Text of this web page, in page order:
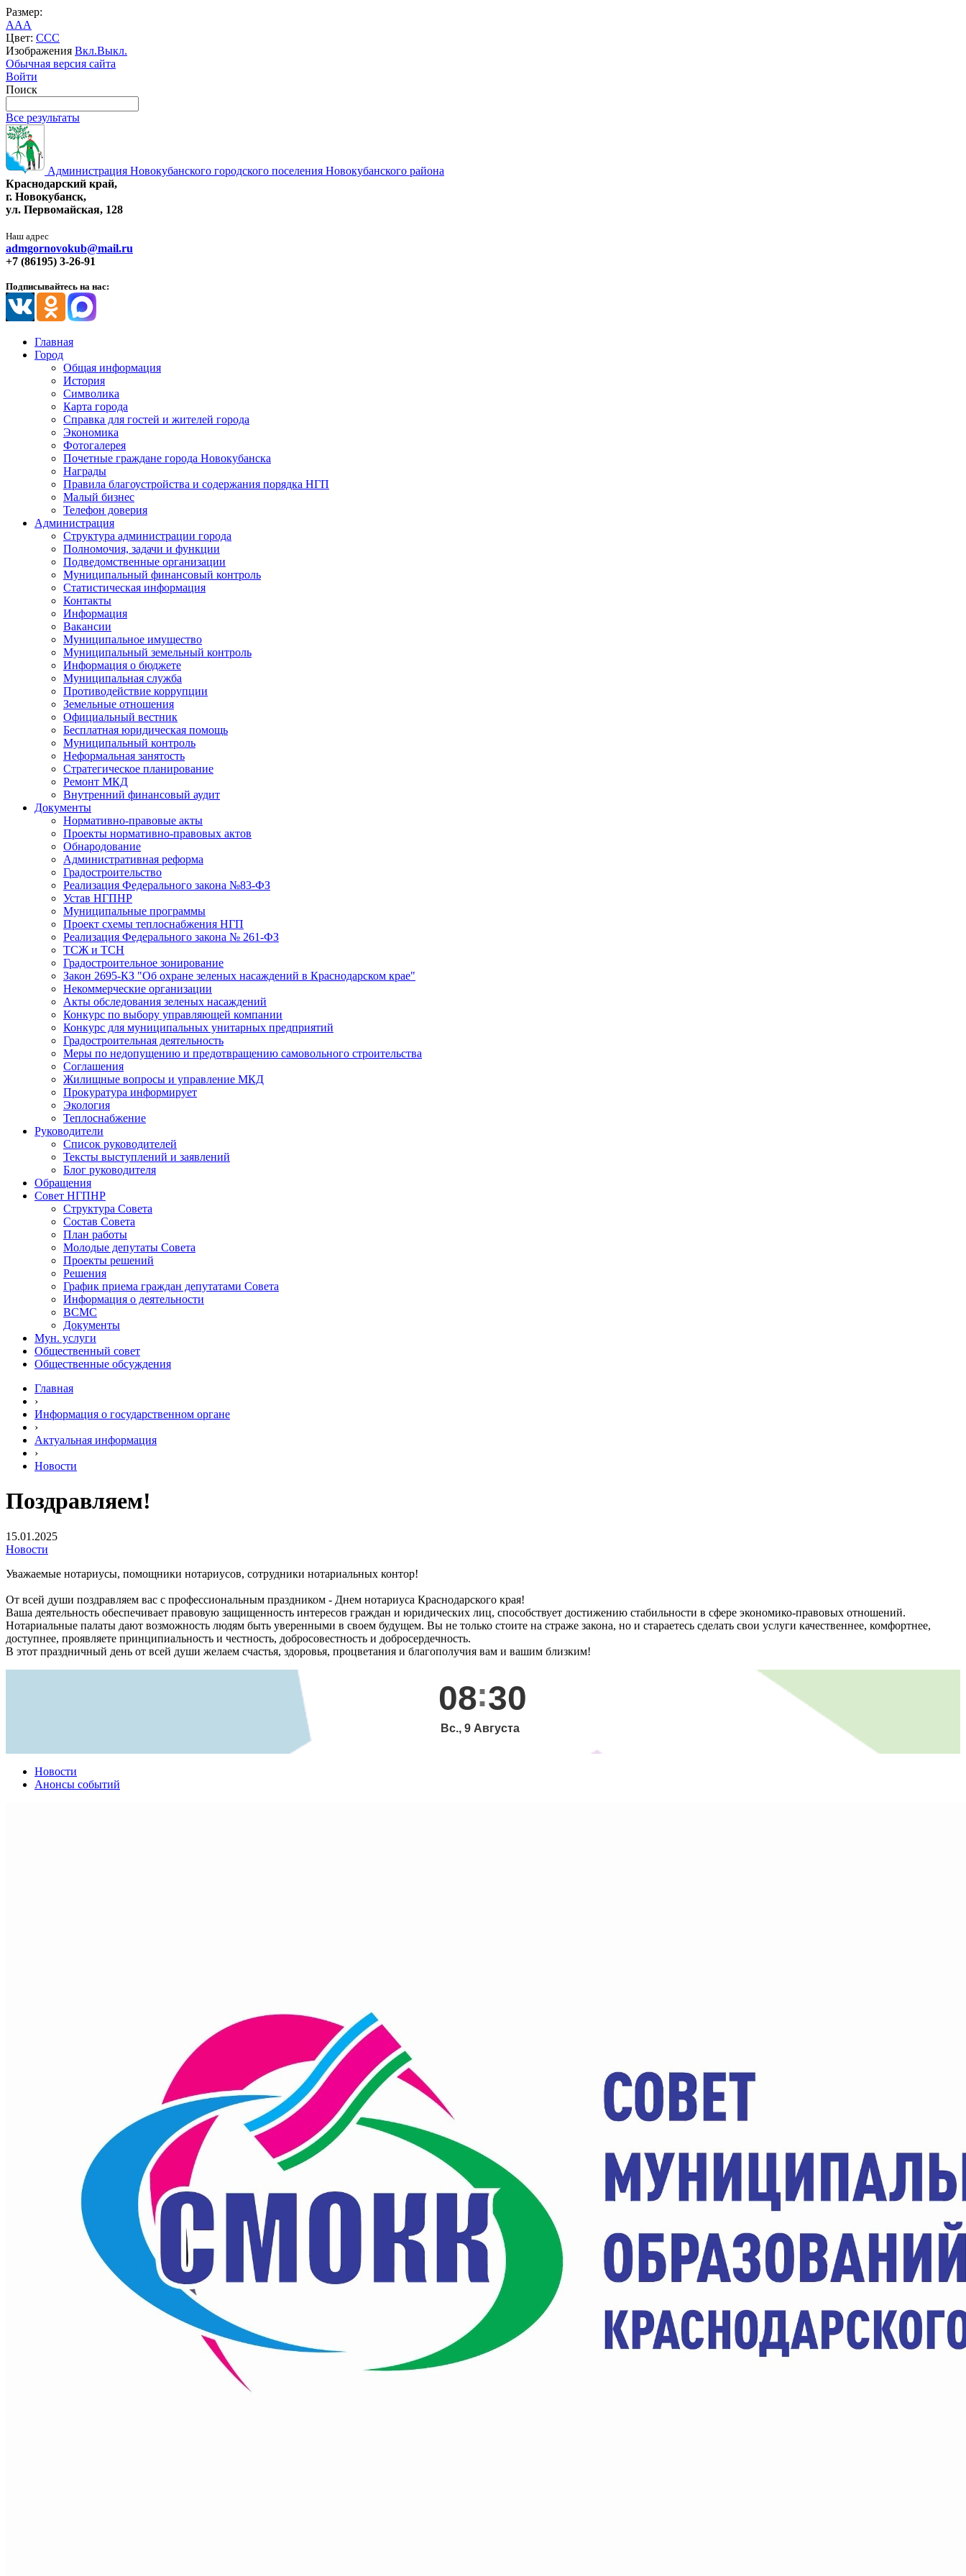
Размер:
AAA
Цвет: CCC
Изображения Вкл.Выкл.
Обычная версия сайта
Войти
Поиск
Все результаты
Администрация Новокубанского городского поселения Новокубанского района
Краснодарский край,
г. Новокубанск,
ул. Первомайская, 128
Наш адрес
admgornovokub@mail.ru
+7 (86195) 3-26-91
Подписывайтесь на нас:
Главная
Город
Общая информация
История
Символика
Карта города
Справка для гостей и жителей города
Экономика
Фотогалерея
Почетные граждане города Новокубанска
Награды
Правила благоустройства и содержания порядка НГП
Малый бизнес
Телефон доверия
Администрация
Структура администрации города
Полномочия, задачи и функции
Подведомственные организации
Муниципальный финансовый контроль
Статистическая информация
Контакты
Информация
Вакансии
Муниципальное имущество
Муниципальный земельный контроль
Информация о бюджете
Муниципальная служба
Противодействие коррупции
Земельные отношения
Официальный вестник
Бесплатная юридическая помощь
Муниципальный контроль
Неформальная занятость
Стратегическое планирование
Ремонт МКД
Внутренний финансовый аудит
Документы
Нормативно-правовые акты
Проекты нормативно-правовых актов
Обнародование
Административная реформа
Градостроительство
Реализация Федерального закона №83-ФЗ
Устав НГПНР
Муниципальные программы
Проект схемы теплоснабжения НГП
Реализация Федерального закона № 261-ФЗ
ТСЖ и ТСН
Градостроительное зонирование
Закон 2695-КЗ "Об охране зеленых насаждений в Краснодарском крае"
Некоммерческие организации
Акты обследования зеленых насаждений
Конкурс по выбору управляющей компании
Конкурс для муниципальных унитарных предприятий
Градостроительная деятельность
Меры по недопущению и предотвращению самовольного строительства
Соглашения
Жилищные вопросы и управление МКД
Прокуратура информирует
Экология
Теплоснабжение
Руководители
Список руководителей
Тексты выступлений и заявлений
Блог руководителя
Обращения
Совет НГПНР
Структура Совета
Состав Совета
План работы
Молодые депутаты Совета
Проекты решений
Решения
График приема граждан депутатами Совета
Информация о деятельности
ВСМС
Документы
Мун. услуги
Общественный совет
Общественные обсуждения
Главная
›
Информация о государственном органе
›
Актуальная информация
›
Новости
Поздравляем!
15.01.2025
Новости
Уважаемые нотариусы, помощники нотариусов, сотрудники нотариальных контор!
От всей души поздравляем вас с профессиональным праздником - Днем нотариуса Краснодарского края!
Ваша деятельность обеспечивает правовую защищенность интересов граждан и юридических лиц, способствует достижению стабильности в сфере экономико-правовых отношений.
Нотариальные палаты дают возможность людям быть уверенными в своем будущем. Вы не только стоите на страже закона, но и стараетесь сделать свои услуги качественнее, комфортнее,
доступнее, проявляете принципиальность и честность, добросовестность и добросердечность.
В этот праздничный день от всей души желаем счастья, здоровья, процветания и благополучия вам и вашим близким!
08 30
Вс., 9 Августа
Новости
Анонсы событий